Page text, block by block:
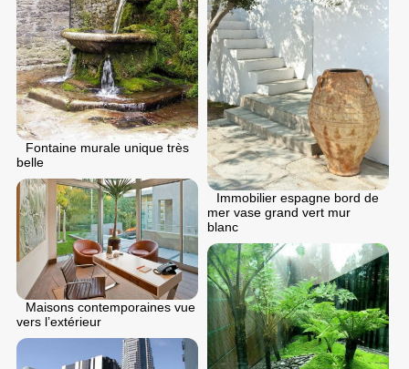
Fontaine murale unique très
belle
Immobilier espagne bord de
mer vase grand vert mur
blanc
Maisons contemporaines vue
vers l’extérieur